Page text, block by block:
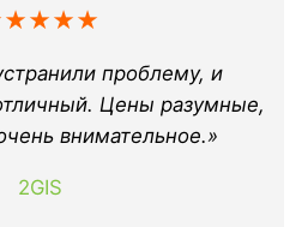
проблему, и
Цены разумные,
внимательное.»
2GIS